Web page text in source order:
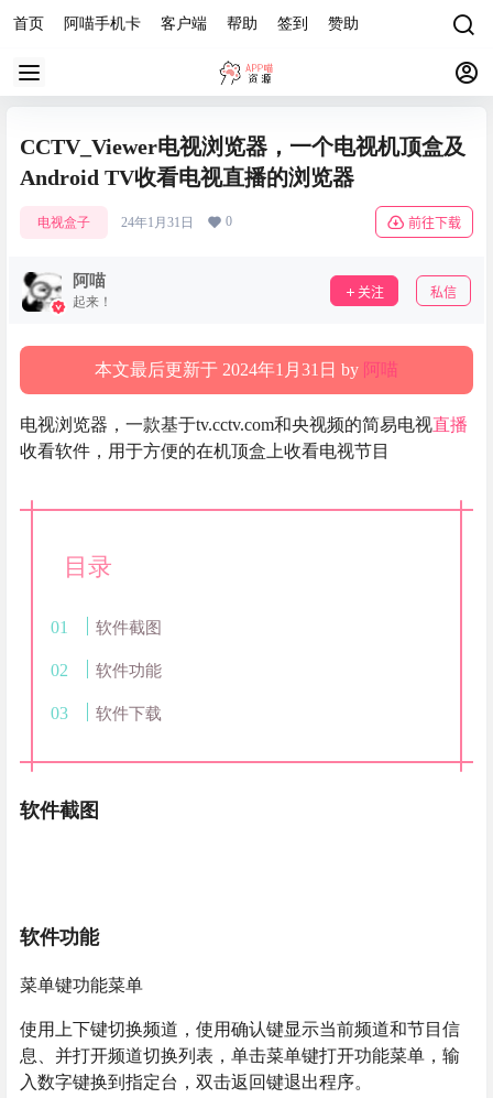
首页 阿喵手机卡 客户端 帮助 签到 赞助
CCTV_Viewer电视浏览器，一个电视机顶盒及
Android TV收看电视直播的浏览器
电视盒子 24年1月31日 0 前往下载
阿喵
起来！
关注 私信
本文最后更新于 2024年1月31日 by 阿喵
电视浏览器，一款基于tv.cctv.com和央视频的简易电视直播
收看软件，用于方便的在机顶盒上收看电视节目
目录
软件截图
软件功能
软件下载
软件截图
软件功能
菜单键功能菜单
使用上下键切换频道，使用确认键显示当前频道和节目信
息、并打开频道切换列表，单击菜单键打开功能菜单，输
入数字键换到指定台，双击返回键退出程序。